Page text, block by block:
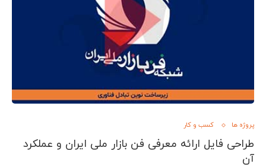
پروژه ها کسب و کار
طراحی فایل ارائه معرفی فن بازار ملی ایران و عملکرد
آن